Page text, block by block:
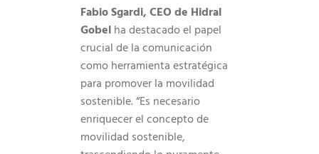
Fabio Sgardi, CEO de Hidral
Gobelha destacado el papel
crucial de la comunicación
como herramienta estratégica
para promover la movilidad
sostenible. “Es necesario
enriquecer el concepto de
movilidad sostenible,